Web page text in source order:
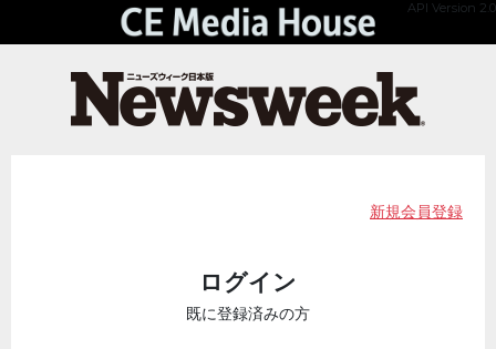
API Version 2.0
新規会員登録
ログイン
既に登録済みの方